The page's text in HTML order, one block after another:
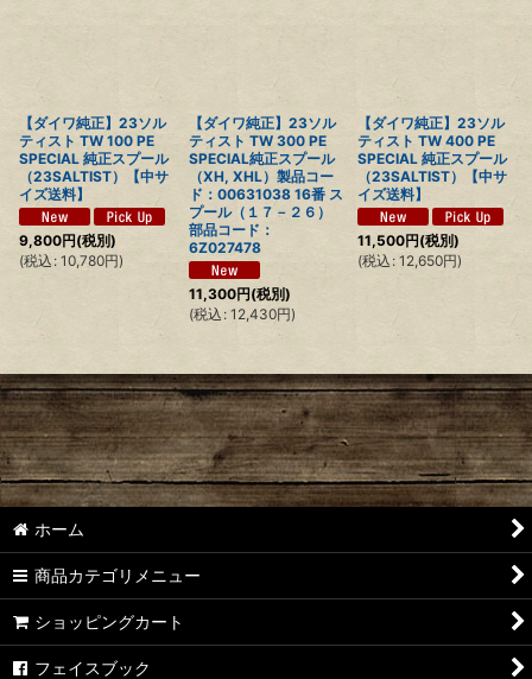
【ダイワ純正】23ソル
ティスト TW 100 PE
SPECIAL 純正スプール
（23SALTIST）【中サ
イズ送料】
9,800円(税別)
(税込 : 10,780円)
【ダイワ純正】23ソル
ティスト TW 300 PE
SPECIAL純正スプール
（XH, XHL）製品コー
ド：00631038 16番 ス
プール（１７－２６）
部品コード：
6Z027478
11,300円(税別)
(税込 : 12,430円)
【ダイワ純正】23ソル
ティスト TW 400 PE
SPECIAL 純正スプール
（23SALTIST）【中サ
イズ送料】
11,500円(税別)
(税込 : 12,650円)
ホーム
商品カテゴリメニュー
ショッピングカート
フェイスブック